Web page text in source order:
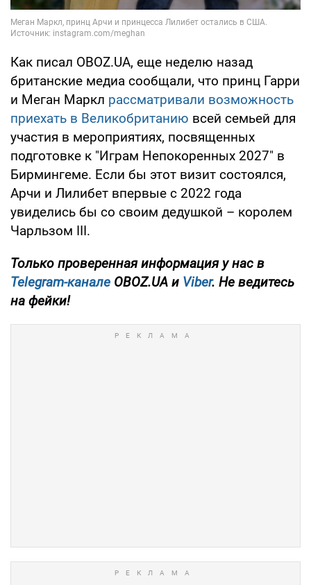
Как писал OBOZ.UA, еще неделю назад
британские медиа сообщали, что принц Гарри
и Меган Маркл рассматривали возможность
приехать в Великобританию всей семьей для
участия в мероприятиях, посвященных
подготовке к "Играм Непокоренных 2027" в
Бирмингеме. Если бы этот визит состоялся,
Арчи и Лилибет впервые с 2022 года
увиделись бы со своим дедушкой – королем
Чарльзом III.
Только проверенная информация у нас в
Telegram-канале OBOZ.UA и Viber. Не ведитесь
на фейки!